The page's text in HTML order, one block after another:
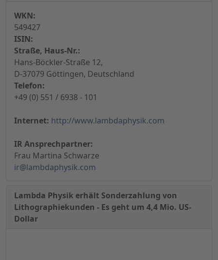
WKN:
549427
ISIN:
Straße, Haus-Nr.:
Hans-Böckler-Straße 12,
D-37079 Göttingen, Deutschland
Telefon:
+49 (0) 551 / 6938 - 101
Internet: http://www.lambdaphysik.com
IR Ansprechpartner:
Frau Martina Schwarze
ir@lambdaphysik.com
Lambda Physik erhält Sonderzahlung von
Lithographiekunden - Es geht um 4,4 Mio. US-
Dollar